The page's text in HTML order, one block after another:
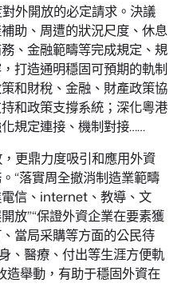
外開放的必定請求。決議
助、周遭的狀況尺度、休息
、金融範疇等完成規定、規
打造通明穩固可預期的軌制
和財稅、金融、財產政策協
和政策支撐系統；深化粵港
規定連接、機制對接……
更鼎力度吸引和應用外資
“落實周全撤消制造業範疇
信、internet、教導、文
放”“保證外資企業在要素獲
當局采購等方面的公民待
、醫療、付出等生涯方便軌
造舉動，有助于穩固外資在